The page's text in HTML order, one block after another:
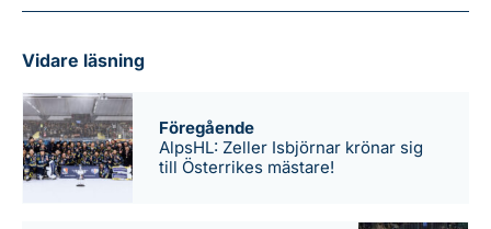
Vidare läsning
Föregående
AlpsHL: Zeller Isbjörnar krönar sig
till Österrikes mästare!